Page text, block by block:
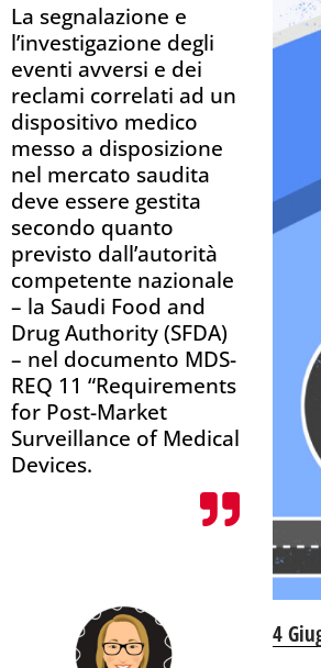
La segnalazione e
l’investigazione degli
eventi avversi e dei
reclami correlati ad un
dispositivo medico
messo a disposizione
nel mercato saudita
deve essere gestita
secondo quanto
previsto dall’autorità
competente nazionale
– la Saudi Food and
Drug Authority (SFDA)
– nel documento MDS-
REQ 11 “Requirements
for Post-Market
Surveillance of Medical
Devices.
4